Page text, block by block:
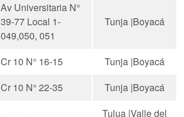
Av Universitaria N°
39-77 Local 1-
049,050, 051
Tunja |Boyacá
Cr 10 N° 16-15
Tunja |Boyacá
Cr 10 N° 22-35 Tunja |Boyacá
Tulua |Valle del